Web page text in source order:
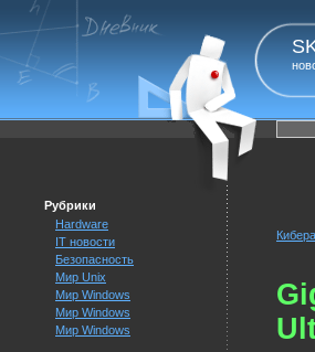
Рубрики
Hardware
IT новости
Безопасность
Мир Unix
Мир Windows
Мир Windows
Мир Windows